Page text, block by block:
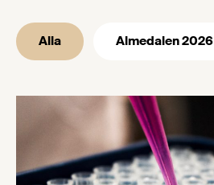
Alla Almedalen 2026